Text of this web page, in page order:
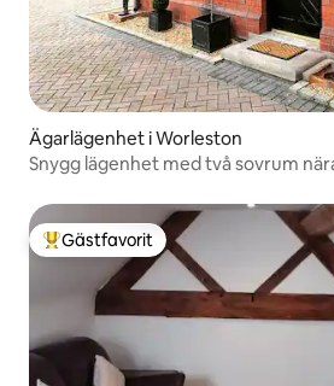
Ägarlägenhet i Worleston
Snygg lägenhet med två sovrum
Populär gästfavorit
Gästfavorit